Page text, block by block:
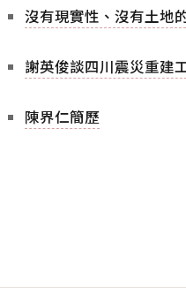
沒有現實性、沒有土地
謝英俊談四川震災重建
陳界仁簡歷